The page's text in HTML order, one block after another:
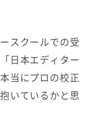
スクールでの受
日本エディター
当にプロの校正
いているかと思